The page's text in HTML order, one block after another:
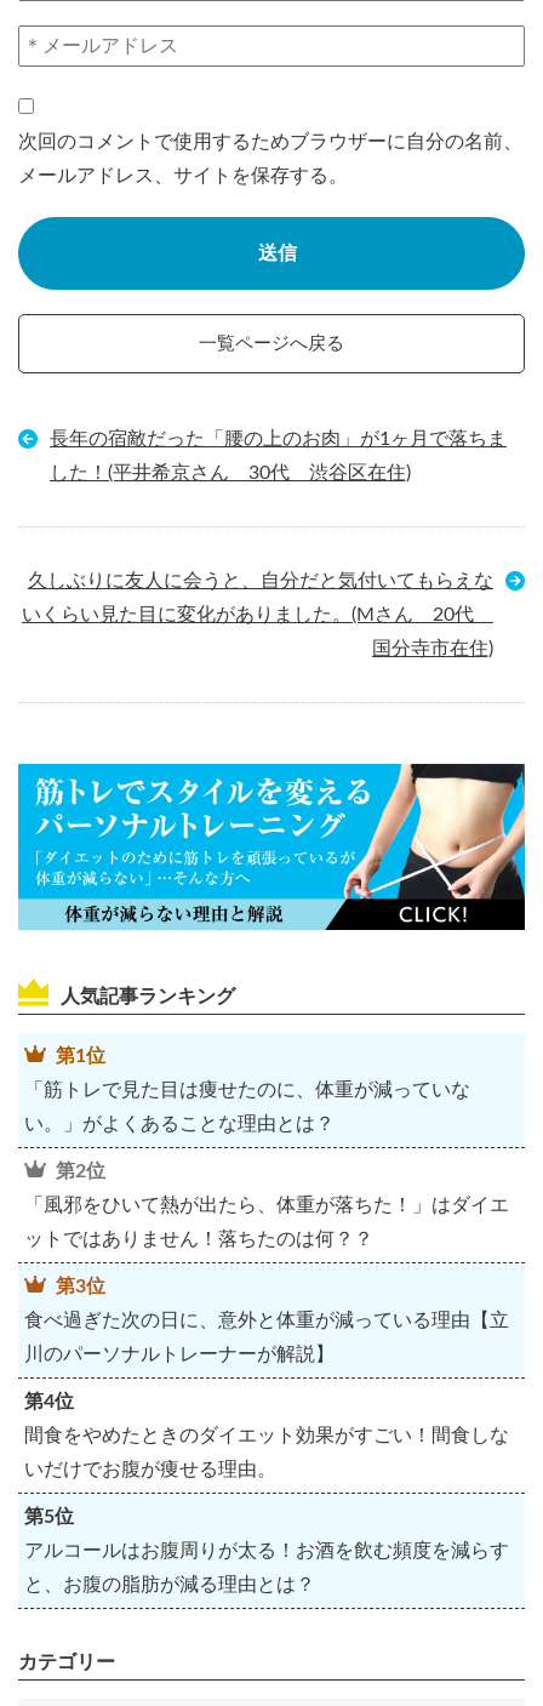
次回のコメントで使用するためブラウザーに自分の名前、
メールアドレス、サイトを保存する。
一覧ページへ戻る
長年の宿敵だった「腰の上のお肉」が1ヶ月で落ちま
した！(平井希京さん 30代 渋谷区在住)
久しぶりに友人に会うと、自分だと気付いてもらえな
いくらい見た目に変化がありました。(Mさん 20代
国分寺市在住)
人気記事ランキング
第1位
「筋トレで見た目は痩せたのに、体重が減っていな
い。」がよくあることな理由とは？
第2位
「風邪をひいて熱が出たら、体重が落ちた！」はダイエ
ットではありません！落ちたのは何？？
第3位
食べ過ぎた次の日に、意外と体重が減っている理由【立
川のパーソナルトレーナーが解説】
第4位
間食をやめたときのダイエット効果がすごい！間食しな
いだけでお腹が痩せる理由。
第5位
アルコールはお腹周りが太る！お酒を飲む頻度を減らす
と、お腹の脂肪が減る理由とは？
カテゴリー